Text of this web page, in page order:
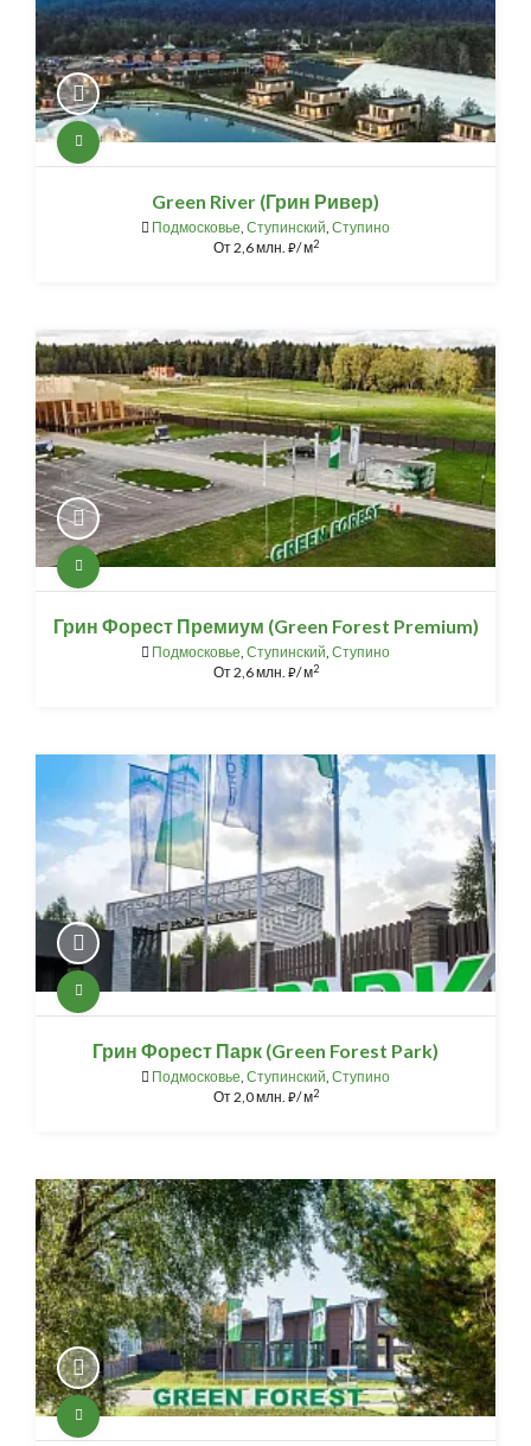
Green River (Грин Ривер)
Подмосковье, Ступинский, Ступино
От2,6 млн. ⃏/ м2
Грин Форест Премиум (Green Forest Premium)
Подмосковье, Ступинский, Ступино
От2,6 млн. ⃏/ м2
Грин Форест Парк (Green Forest Park)
Подмосковье, Ступинский, Ступино
От2,0 млн. ⃏/ м2